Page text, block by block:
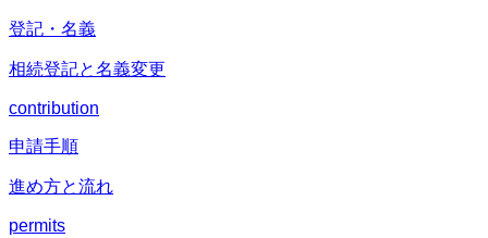
登記・名義
相続登記と名義変更
contribution
申請手順
進め方と流れ
permits